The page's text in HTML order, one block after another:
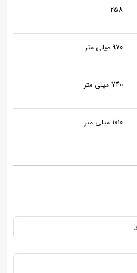
258
970 میلی متر
740 میلی متر
1010 میلی متر